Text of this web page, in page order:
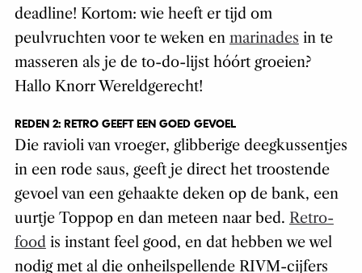
deadline! Kortom: wie heeft er tijd om
peulvruchten voor te weken en marinades in te
masseren als je de to-do-lijst hóórt groeien?
Hallo Knorr Wereldgerecht!
REDEN 2: RETRO GEEFT EEN GOED GEVOEL
Die ravioli van vroeger, glibberige deegkussentjes
in een rode saus, geeft je direct het troostende
gevoel van een gehaakte deken op de bank, een
uurtje Toppop en dan meteen naar bed. Retro-
food is instant feel good, en dat hebben we wel
nodig met al die onheilspellende RIVM-cijfers